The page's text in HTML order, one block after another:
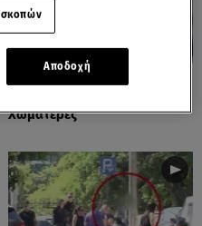
Πάρος: Τα Διάσπαρτα Φυτίλια
Χωματερές
σκοπών
Αποδοχή